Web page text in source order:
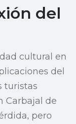
del
cultural en
del
turistas
Carbajal de
pero